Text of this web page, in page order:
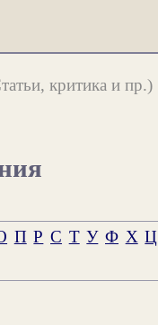
критика и пр.)
П Р С Т У Ф Х Ц